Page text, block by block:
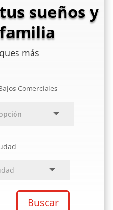
sueños y
más
Comerciales
Buscar